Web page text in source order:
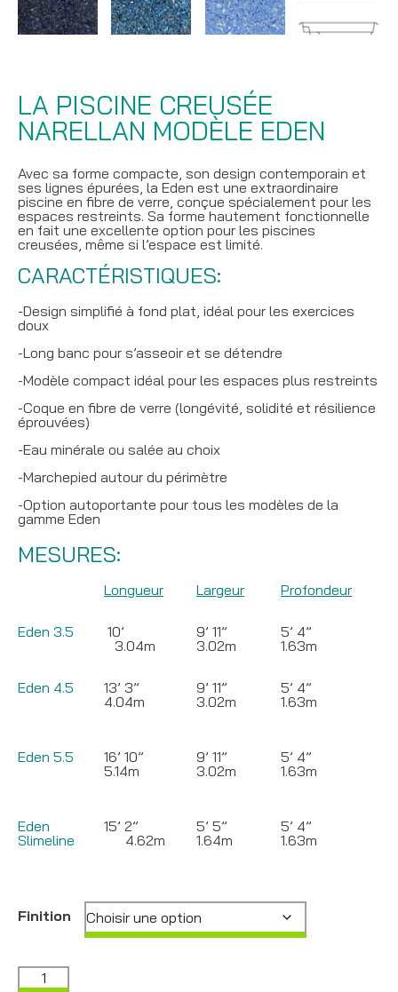
LA PISCINE CREUSÉE
NARELLAN MODÈLE EDEN
Avec sa forme compacte, son design contemporain et
ses lignes épurées, la Eden est une extraordinaire
piscine en fibre de verre, conçue spécialement pour les
espaces restreints. Sa forme hautement fonctionnelle
en fait une excellente option pour les piscines
creusées, même si l’espace est limité.
CARACTÉRISTIQUES:
-Design simplifié à fond plat, idéal pour les exercices
doux
-Long banc pour s’asseoir et se détendre
-Modèle compact idéal pour les espaces plus restreints
-Coque en fibre de verre (longévité, solidité et résilience
éprouvées)
-Eau minérale ou salée au choix
-Marchepied autour du périmètre
-Option autoportante pour tous les modèles de la
gamme Eden
MESURES:
Longueur Largeur Profondeur
Eden 3.5
10’
3.04m
9’ 11”
3.02m
5’ 4”
1.63m
Eden 4.5
13’ 3”
4.04m
9’ 11”
3.02m
5’ 4”
1.63m
Eden 5.5
16’ 10”
5.14m
9’ 11”
3.02m
5’ 4”
1.63m
Eden
Slimeline
15’ 2”
4.62m
5’ 5”
1.64m
5’ 4”
1.63m
Finition
quantité
de